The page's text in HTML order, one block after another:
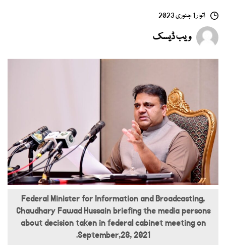
اتوار 1 جنوری 2023
ویب ڈیسک
Federal Minister for Information and Broadcasting,
Chaudhary Fawad Hussain briefing the media persons
about decision taken in federal cabinet meeting on
September,28, 2021.